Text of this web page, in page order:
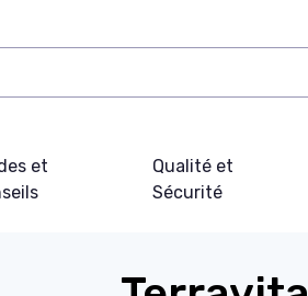
et
Qualité et
Sécurité